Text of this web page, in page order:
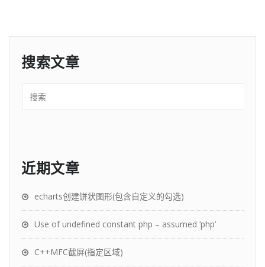
搜索文章
近期文章
echarts创建饼状图形(包含自定义的勾选)
Use of undefined constant php – assumed ‘php’
C++MFC截屏(指定区域)